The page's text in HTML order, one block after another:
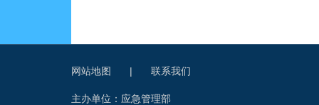
网站地图 | 联系我们
主办单位：应急管理部